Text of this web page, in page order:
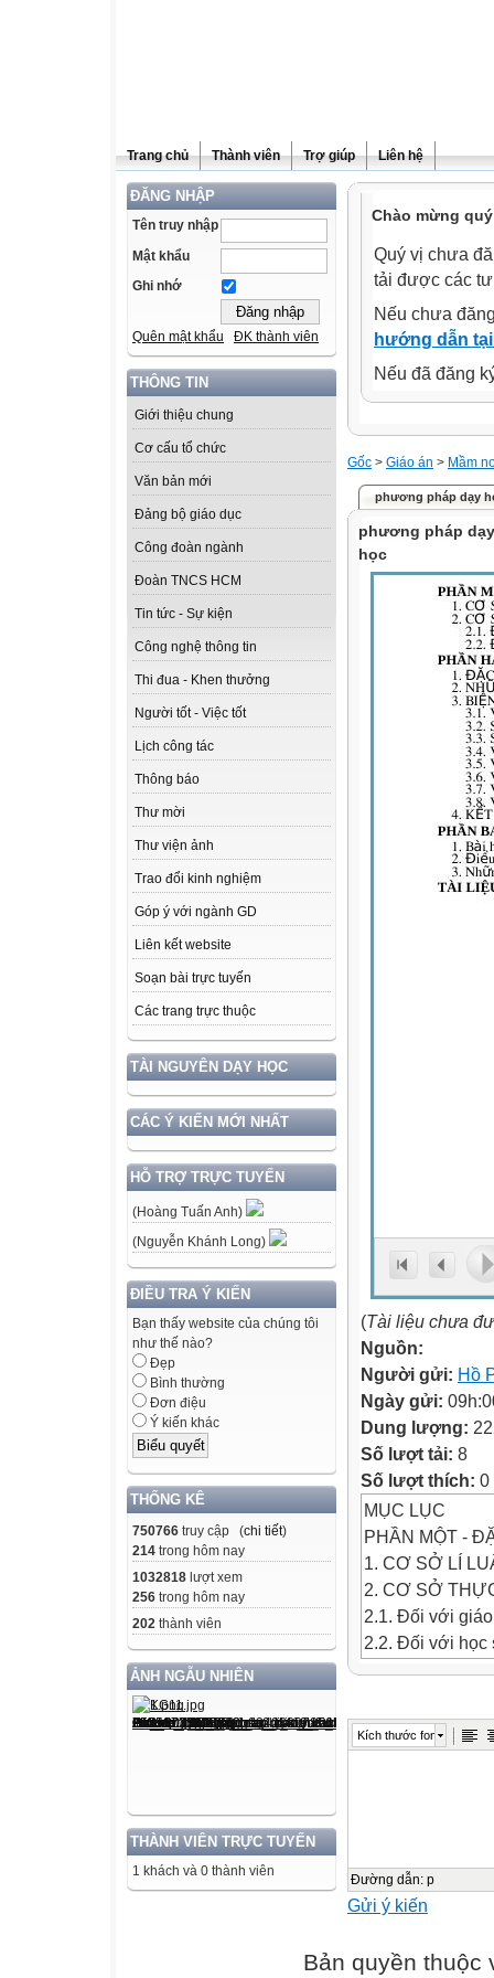
Trang chủ Thành viên Trợ giúp Liên hệ
ĐĂNG NHẬP
Tên truy nhập
Mật khẩu
Ghi nhớ
Quên mật khẩu ĐK thành viên
THÔNG TIN
Giới thiệu chung
Cơ cấu tổ chức
Văn bản mới
Đảng bộ giáo dục
Công đoàn ngành
Đoàn TNCS HCM
Tin tức - Sự kiện
Công nghệ thông tin
Thi đua - Khen thưởng
Người tốt - Việc tốt
Lịch công tác
Thông báo
Thư mời
Thư viện ảnh
Trao đổi kinh nghiệm
Góp ý với ngành GD
Liên kết website
Soạn bài trực tuyến
Các trang trực thuộc
TÀI NGUYÊN DẠY HỌC
CÁC Ý KIẾN MỚI NHẤT
HỖ TRỢ TRỰC TUYẾN
(Hoàng Tuấn Anh)
(Nguyễn Khánh Long)
ĐIỀU TRA Ý KIẾN
Bạn thấy website của chúng tôi
như thế nào?
Đẹp
Bình thường
Đơn điệu
Ý kiến khác
THỐNG KÊ
750766 truy cập (chi tiết)
214 trong hôm nay
1032818 lượt xem
256 trong hôm nay
202 thành viên
ẢNH NGẪU NHIÊN
THÀNH VIÊN TRỰC TUYẾN
1 khách và 0 thành viên
Chào mừng
Quý vị chưa
tải được các
Nếu chưa
hướng dẫn
Nếu đã đăng
Gốc > Giáo án > Mầm
phương pháp dạy
phương pháp
học
(Tài liệu chưa
Nguồn:
Người gửi: Hồ
Ngày gửi:
Dung lượng:
Số lượt tải: 8
Số lượt thích: 0
MỤC LỤC
PHẦN MỘT -
1. CƠ SỞ LÍ
2. CƠ SỞ
2.1. Đối với
2.2. Đối với học
2. NHỮNG
3. BIỆN PHÁP
3.5. Vấn đề thứ
3.6. Vấn đề thư
3.8. Vấn đề thứ
Kích thước font
Đường dẫn: p
Gửi ý kiến
Bản quyền thuộc